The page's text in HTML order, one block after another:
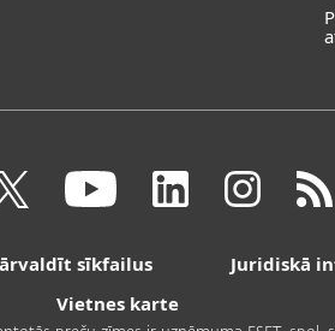
sīkfailus Juridiskā
Vietnes karte